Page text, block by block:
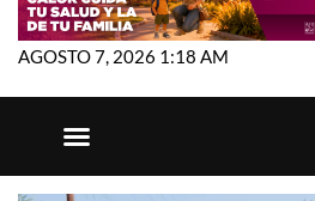
AGOSTO 7, 2026 1:18 AM